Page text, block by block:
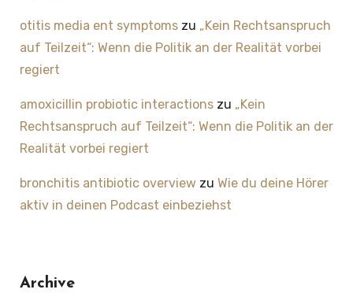
otitis media ent symptomszu „Kein Rechtsanspruch
auf Teilzeit“: Wenn die Politik an der Realität vorbei
regiert
amoxicillin probiotic interactionszu „Kein
Rechtsanspruch auf Teilzeit“: Wenn die Politik an der
Realität vorbei regiert
bronchitis antibiotic overviewzu Wie du deine Hörer
aktiv in deinen Podcast einbeziehst
Archive